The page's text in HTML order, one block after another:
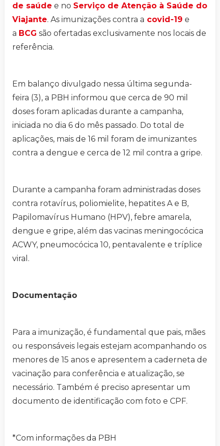
de saúde e no Serviço de Atenção à Saúde do
Viajante. As imunizações contra a covid-19 e
a BCG são ofertadas exclusivamente nos locais de
referência.
Em balanço divulgado nessa última segunda-
feira (3), a PBH informou que cerca de 90 mil
doses foram aplicadas durante a campanha,
iniciada no dia 6 do mês passado. Do total de
aplicações, mais de 16 mil foram de imunizantes
contra a dengue e cerca de 12 mil contra a gripe.
Durante a campanha foram administradas doses
contra rotavírus, poliomielite, hepatites A e B,
Papilomavírus Humano (HPV), febre amarela,
dengue e gripe, além das vacinas meningocócica
ACWY, pneumocócica 10, pentavalente e tríplice
viral.
Documentação
Para a imunização, é fundamental que pais, mães
ou responsáveis legais estejam acompanhando os
menores de 15 anos e apresentem a caderneta de
vacinação para conferência e atualização, se
necessário. Também é preciso apresentar um
documento de identificação com foto e CPF.
*Com informações da PBH